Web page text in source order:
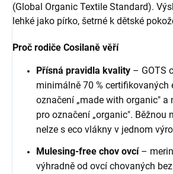
(Global Organic Textile Standard).
lehké jako pírko, šetrné k dětské
Proč rodiče Cosilaně věří
Přísná pravidla kvality – GOTS
minimálně 70 % certifikovaných
označení „made with organic" a
pro označení „organic". Běžnou
nelze s eco vlákny v jednom
Mulesing-free chov ovcí –
výhradně od ovcí chovaných